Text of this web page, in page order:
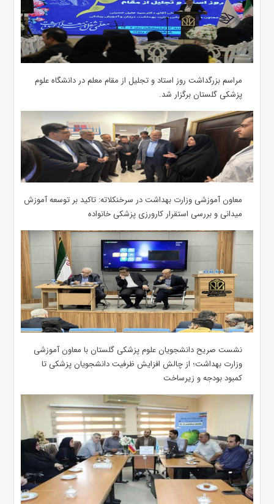
مراسم بزرگداشت روز استاد و تجلیل از مقام معلم در دانشگاه علوم
پزشکی گلستان برگزار شد.‌
معاون آموزشی وزارت بهداشت در سرخنکلاته: تاکید بر توسعه آموزش
میدانی و بررسی استقرار کارورزی پزشکی ‌خانواده
نشست صریح دانشجویان علوم پزشکی گلستان با معاون آموزشی
وزارت بهداشت؛ از چالش افزایش ظرفیت دانشجویان ‌پزشکی تا
کمبود بودجه و زیرساخت